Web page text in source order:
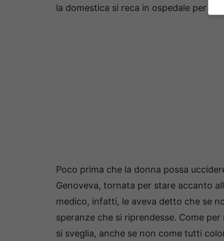
la domestica si reca in ospedale per
Poco prima che la donna possa
Genoveva, tornata per stare accanto
medico, infatti, le aveva detto che se
speranze che si riprendesse. Come
si sveglia, anche se non come tutti